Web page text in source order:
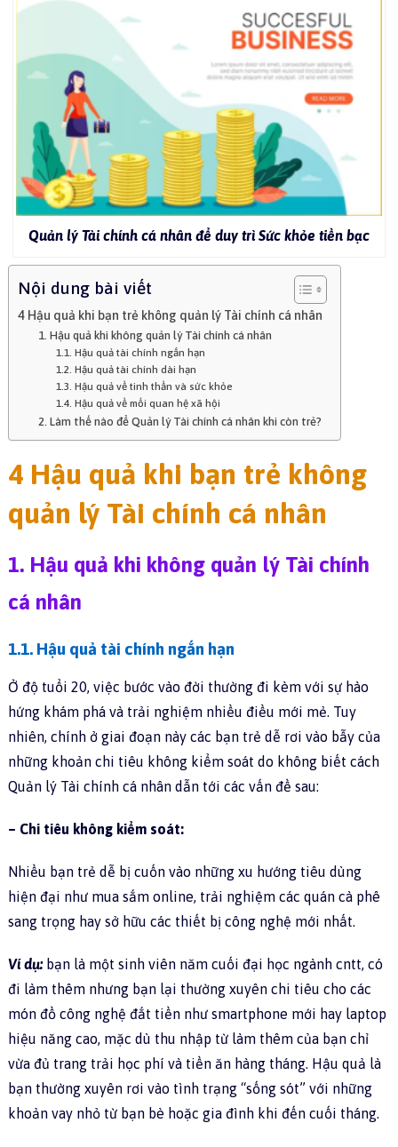
Quản lý Tài chính cá nhân để duy trì Sức khỏe tiền bạc
Nội dung bài viết
4 Hậu quả khi bạn trẻ không quản lý Tài chính cá nhân
1. Hậu quả khi không quản lý Tài chính cá nhân
1.1. Hậu quả tài chính ngắn hạn
1.2. Hậu quả tài chính dài hạn
1.3. Hậu quả về tinh thần và sức khỏe
1.4. Hậu quả về mối quan hệ xã hội
2. Làm thế nào để Quản lý Tài chính cá nhân khi còn trẻ?
4 Hậu quả khi bạn trẻ không
quản lý Tài chính cá nhân
1. Hậu quả khi không quản lý Tài chính
cá nhân
1.1. Hậu quả tài chính ngắn hạn
Ở độ tuổi 20, việc bước vào đời thường đi kèm với sự hào
hứng khám phá và trải nghiệm nhiều điều mới mẻ. Tuy
nhiên, chính ở giai đoạn này các bạn trẻ dễ rơi vào bẫy của
những khoản chi tiêu không kiểm soát do không biết cách
Quản lý Tài chính cá nhân dẫn tới các vấn đề sau:
– Chi tiêu không kiểm soát:
Nhiều bạn trẻ dễ bị cuốn vào những xu hướng tiêu dùng
hiện đại như mua sắm online, trải nghiệm các quán cà phê
sang trọng hay sở hữu các thiết bị công nghệ mới nhất.
Ví dụ:bạn là một sinh viên năm cuối đại học ngành cntt, có
đi làm thêm nhưng bạn lại thường xuyên chi tiêu cho các
món đồ công nghệ đắt tiền như smartphone mới hay laptop
hiệu năng cao, mặc dù thu nhập từ làm thêm của bạn chỉ
vừa đủ trang trải học phí và tiền ăn hàng tháng. Hậu quả là
bạn thường xuyên rơi vào tình trạng “sống sót” với những
khoản vay nhỏ từ bạn bè hoặc gia đình khi đến cuối tháng.